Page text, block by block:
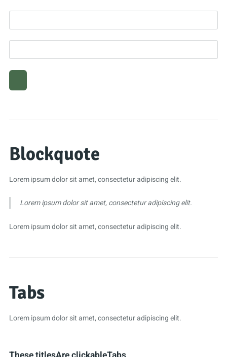
Blockquote
Lorem ipsum dolor sit amet, consectetur adipiscing elit.
Lorem ipsum dolor sit amet, consectetur adipiscing elit.
Lorem ipsum dolor sit amet, consectetur adipiscing elit.
Tabs
Lorem ipsum dolor sit amet, consectetur adipiscing elit.